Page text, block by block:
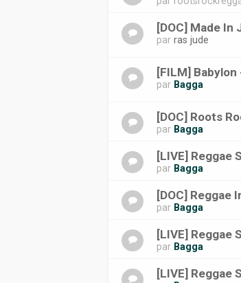
[DOC] Made In
parras jude
[FILM]
par Bagga
[DOC] Roots
par Bagga
[LIVE] Reggae
par Bagga
[DOC] Reggae
par Bagga
[LIVE] Reggae
par Bagga
[LIVE] Reggae